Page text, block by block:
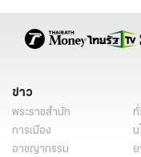
สิงโตหินผู้พิทักษ์ หินหยกขา
ข่าว
พระราชสำนัก
การเมือง
อาชญากรรม